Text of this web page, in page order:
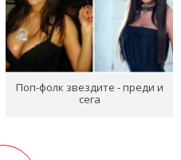
Поп-фолк звездите - преди и
сега